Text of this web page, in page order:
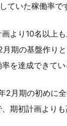
ていた稼働率で
より10名以上
期の基盤作り
を達成できてい
月期の初めに
期初計画より